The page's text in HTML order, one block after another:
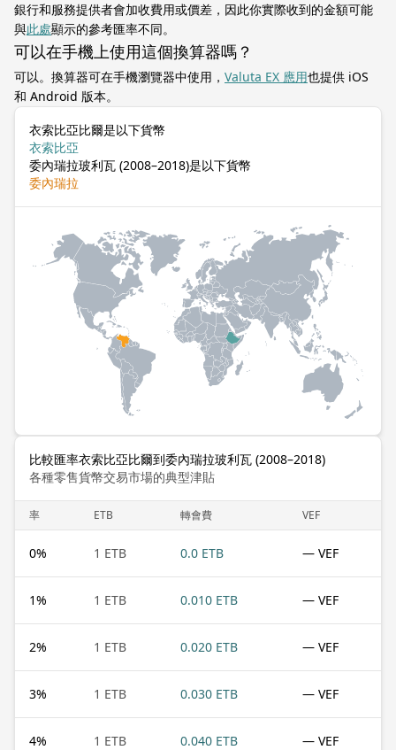
銀行和服務提供者會加收費用或價差，因此你實際收到的金額可能
與此處顯示的參考匯率不同。
可以在手機上使用這個換算器嗎？
可以。換算器可在手機瀏覽器中使用， Valuta EX 應用也提供 iOS
和 Android 版本。
衣索比亞比爾是以下貨幣
衣索比亞
委內瑞拉玻利瓦 (2008–2018)是以下貨幣
委內瑞拉
比較匯率衣索比亞比爾到委內瑞拉玻利瓦 (2008–2018)
各種零售貨幣交易市場的典型津貼
率 ETB 轉會費 VEF
0% 1 ETB 0.0 ETB — VEF
1% 1 ETB 0.010 ETB — VEF
2% 1 ETB 0.020 ETB — VEF
3% 1 ETB 0.030 ETB — VEF
4% 1 ETB 0.040 ETB — VEF